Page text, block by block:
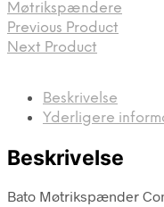
Møtrikspændere
Previous Product
Next Product
Beskrivelse
Yderligere
Beskrivelse
Bato Møtrikspænder